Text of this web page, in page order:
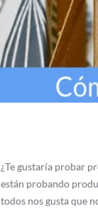
¿Te gustaría probar
están probando
todos nos gusta que